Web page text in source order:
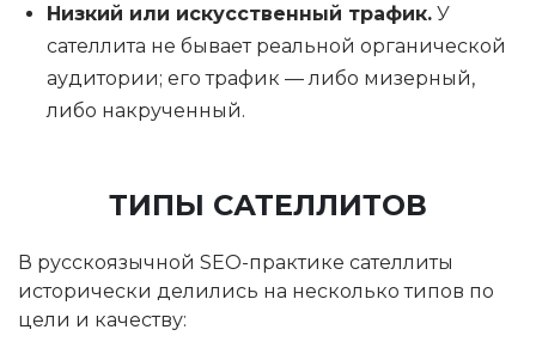
Низкий или искусственный трафик. У
сателлита не бывает реальной органической
аудитории; его трафик — либо мизерный,
либо накрученный.
ТИПЫ САТЕЛЛИТОВ
В русскоязычной SEO-практике сателлиты
исторически делились на несколько типов по
цели и качеству: